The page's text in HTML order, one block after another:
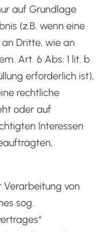
auf Grundlage
(z.B. wenn eine
Dritte, wie an
Art. 6 Abs. 1 lit. b
erforderlich ist),
rechtliche
oder auf
Interessen
von
sog.